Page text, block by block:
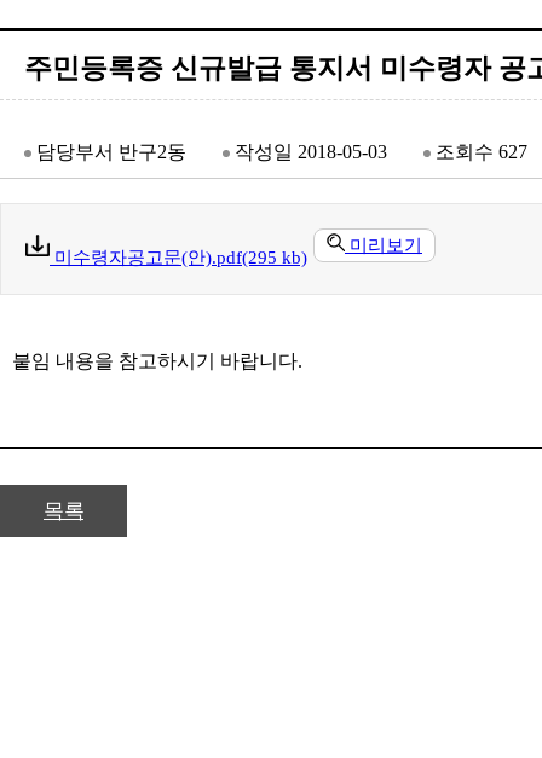
주민등록증 신규발급 통지서 미수령자 공
담당부서 반구2동 작성일 2018-05-03 조회수 627
미수령자공고문(안).pdf(295 kb)
미리보기
붙임 내용을 참고하시기 바랍니다.
목록